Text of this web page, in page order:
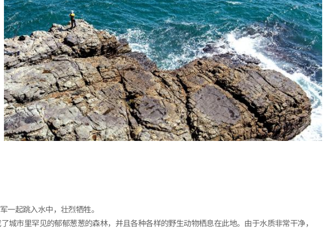
起跳入水中，壮烈牺牲。
市里罕见的郁郁葱葱的森林，并且各种各样的野生动物栖息在此地。由于水质非常干净，